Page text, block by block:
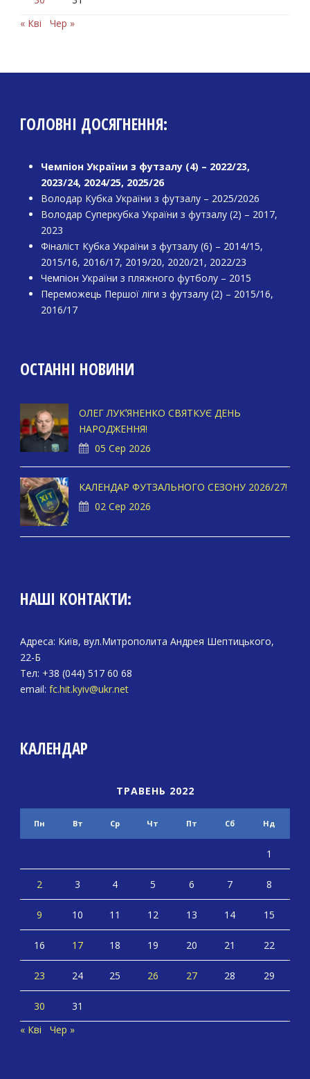
« Кві
Чер »
ГОЛОВНІ ДОСЯГНЕННЯ:
Чемпіон України з футзалу (4) – 2022/23,
2023/24, 2024/25, 2025/26
Володар Кубка України з футзалу – 2025/2026
Володар Суперкубка України з футзалу (2) – 2017,
2023
Фіналіст Кубка України з футзалу (6) – 2014/15,
2015/16, 2016/17, 2019/20, 2020/21, 2022/23
Чемпіон України з пляжного футболу – 2015
Переможець Першої ліги з футзалу (2) – 2015/16,
2016/17
ОСТАННІ НОВИНИ
ОЛЕГ ЛУКʼЯНЕНКО СВЯТКУЄ ДЕНЬ
НАРОДЖЕННЯ!
05 Сер 2026
КАЛЕНДАР ФУТЗАЛЬНОГО СЕЗОНУ 2026/27!
02 Сер 2026
НАШІ КОНТАКТИ:
Адреса: Київ, вул.Митрополита Андрея Шептицького,
22-Б
Тел: +38 (044) 517 60 68
email: fc.hit.kyiv@ukr.net
КАЛЕНДАР
ТРАВЕНЬ 2022
Пн Вт Ср Чт Пт Сб Нд
1
2 3 4 5 6 7 8
9 10 11 12 13 14 15
16 17 18 19 20 21 22
23 24 25 26 27 28 29
30
31
« Кві
Чер »